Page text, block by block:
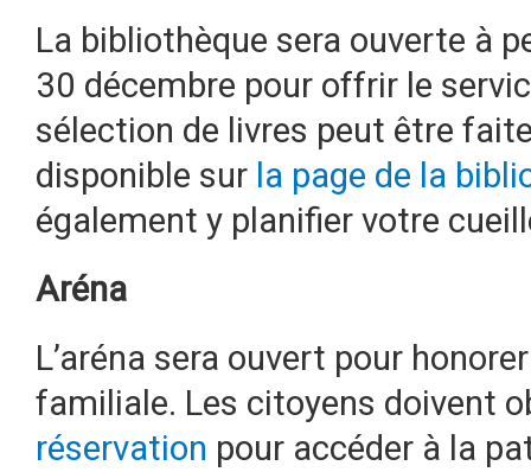
La bibliothèque sera ouverte à
30 décembre pour offrir le
sélection de livres peut être
disponible sur la page de la
également y planifier votre
Aréna
L’aréna sera ouvert pour
familiale. Les citoyens doivent
réservation pour accéder à la